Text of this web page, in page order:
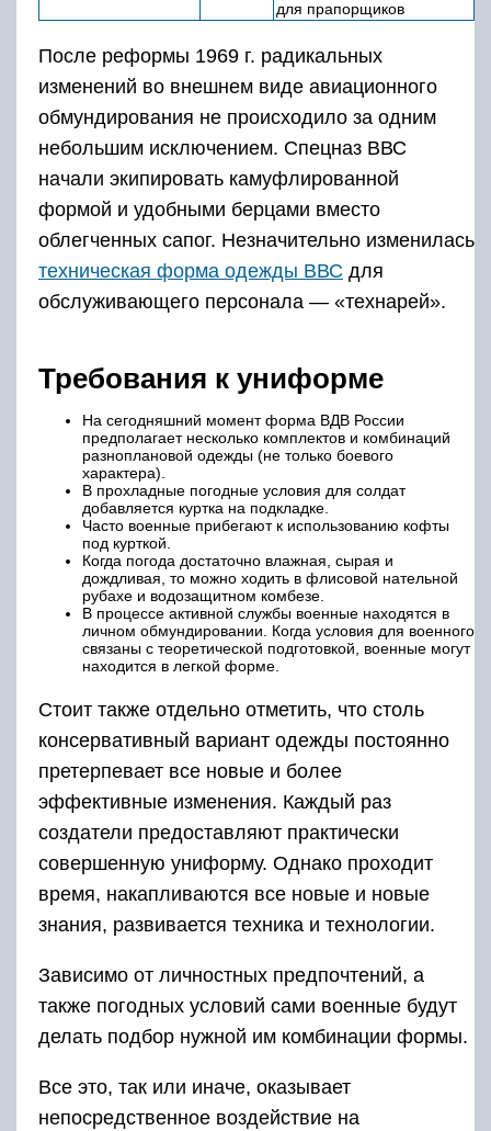
для прапорщиков
После реформы 1969 г. радикальных
изменений во внешнем виде авиационного
обмундирования не происходило за одним
небольшим исключением. Спецназ ВВС
начали экипировать камуфлированной
формой и удобными берцами вместо
облегченных сапог. Незначительно изменилась
техническая форма одежды ВВС для
обслуживающего персонала — «технарей».
Требования к униформе
На сегодняшний момент форма ВДВ России
предполагает несколько комплектов и комбинаций
разноплановой одежды (не только боевого
характера).
В прохладные погодные условия для солдат
добавляется куртка на подкладке.
Часто военные прибегают к использованию кофты
под курткой.
Когда погода достаточно влажная, сырая и
дождливая, то можно ходить в флисовой нательной
рубахе и водозащитном комбезе.
В процессе активной службы военные находятся в
личном обмундировании. Когда условия для военного
связаны с теоретической подготовкой, военные могут
находится в легкой форме.
Стоит также отдельно отметить, что столь
консервативный вариант одежды постоянно
претерпевает все новые и более
эффективные изменения. Каждый раз
создатели предоставляют практически
совершенную униформу. Однако проходит
время, накапливаются все новые и новые
знания, развивается техника и технологии.
Зависимо от личностных предпочтений, а
также погодных условий сами военные будут
делать подбор нужной им комбинации формы.
Все это, так или иначе, оказывает
непосредственное воздействие на